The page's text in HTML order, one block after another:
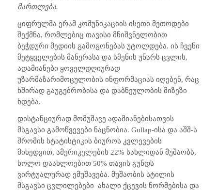
მართლება.
ციფრულმა ერამ კომუნიკაციის ისეთი მეთოდები
შექმნა, რომლებიც თავისი მნიშვნელობით
ბეჭდური მედიის გამოგონებას უტოლდება. ის ჩვენი
მეტყველების მანერასა და სმენის უნარს ცვლის,
ადამიანები ყოველდღიურად
უზარმაზარიმოცულობის ინფორმაციას იღებენ, რაც
ხშირად გაუგებრობისა და დაბნეულობის მიზეზი
ხდება.
დისტანციურად მომუშავე ადამიანებისათვის
მსგავსი გამოწვევები ნაცნობია. Gullap-ისა და აშშ-ს
შრომის სტატისტიკის ბიუროს კვლევების
მიხედვით, ამერიკელების 22% სახლიდან მუშაობს,
ხოლო დაახლოებით 50% თავის გუნდს
ვირტუალურად ემუშავება. მუშაობის სტილის
მსგავსი ცვლილებები ახალი ქცევის ნორმებისა და